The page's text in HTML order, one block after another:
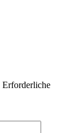
Erforderliche